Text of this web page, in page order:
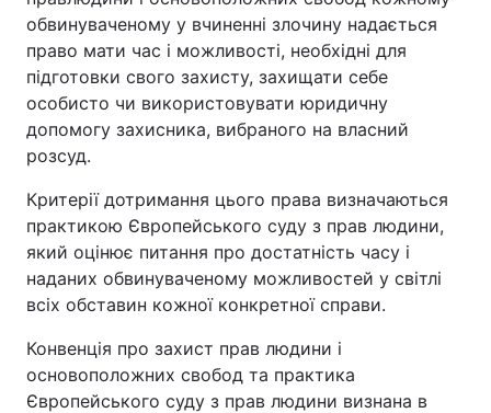
обвинуваченому у вчиненні злочину надається
право мати час і можливості, необхідні для
підготовки свого захисту, захищати себе
особисто чи використовувати юридичну
допомогу захисника, вибраного на власний
розсуд.
Критерії дотримання цього права визначаються
практикою Європейського суду з прав людини,
який оцінює питання про достатність часу і
наданих обвинуваченому можливостей у світлі
всіх обставин кожної конкретної справи.
Конвенція про захист прав людини і
основоположних свобод та практика
Європейського суду з прав людини визнана в